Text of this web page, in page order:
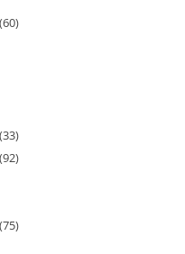
(60)
(33)
(92)
(75)